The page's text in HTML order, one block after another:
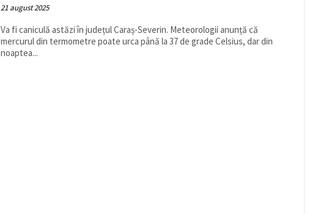
21 august 2025
Va fi caniculă astăzi în județul Caraș-Severin. Meteorologii anunță că
mercurul din termometre poate urca până la 37 de grade Celsius, dar din
noaptea...